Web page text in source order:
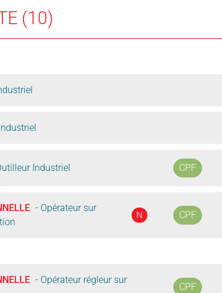
(10)
Industriel CPF
- Opérateur sur
N CPF
- Opérateur régleur sur
CPF